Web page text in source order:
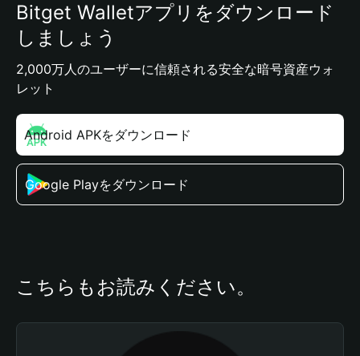
Bitget Walletアプリをダウンロード
しましょう
2,000万人のユーザーに信頼される安全な暗号資産ウォ
レット
Android APKをダウンロード
Google Playをダウンロード
こちらもお読みください。